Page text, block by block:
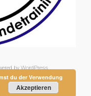
byWordPress
du der Verwendung
Akzeptieren